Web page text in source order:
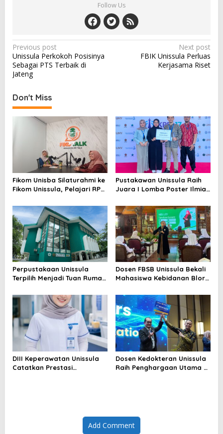
Follow Us
Post
navigation
Previous post
Unissula Perkokoh Posisinya
Sebagai PTS Terbaik di
Jateng
Next post
FBIK Unissula Perluas
Kerjasama Riset
Don't Miss
Fikom Unisba Silaturahmi ke
Fikom Unissula, Pelajari RPL
Laboratorium Unggulan
Pustakawan Unissula Raih
Juara I Lomba Poster Ilmiah
Perpustakaan Unissula
Terpilih Menjadi Tuan Rumah
Dosen FBSB Unissula Bekali
Mahasiswa Kebidanan Blora
Public Speaking
DIII Keperawatan Unissula
Catatkan Prestasi
Dosen Kedokteran Unissula
Raih Penghargaan Utama di
Add Comment